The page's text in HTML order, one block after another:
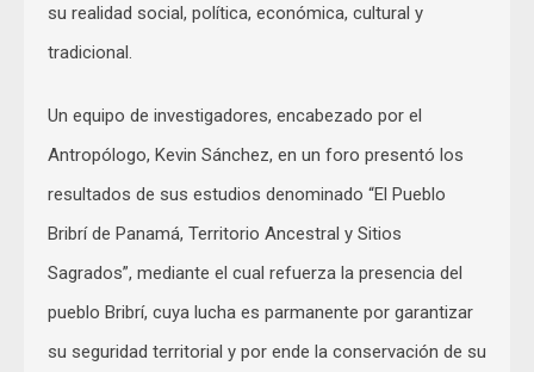
su realidad social, política, económica, cultural y
tradicional.
Un equipo de investigadores, encabezado por el
Antropólogo, Kevin Sánchez, en un foro presentó los
resultados de sus estudios denominado “El Pueblo
Bribrí de Panamá, Territorio Ancestral y Sitios
Sagrados”, mediante el cual refuerza la presencia del
pueblo Bribrí, cuya lucha es parmanente por garantizar
su seguridad territorial y por ende la conservación de su